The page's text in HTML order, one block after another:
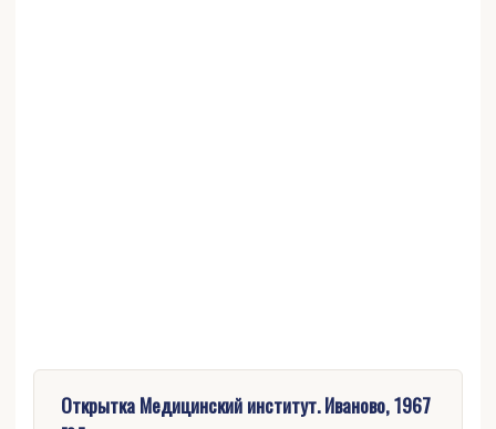
Открытка Медицинский институт. Иваново, 1967